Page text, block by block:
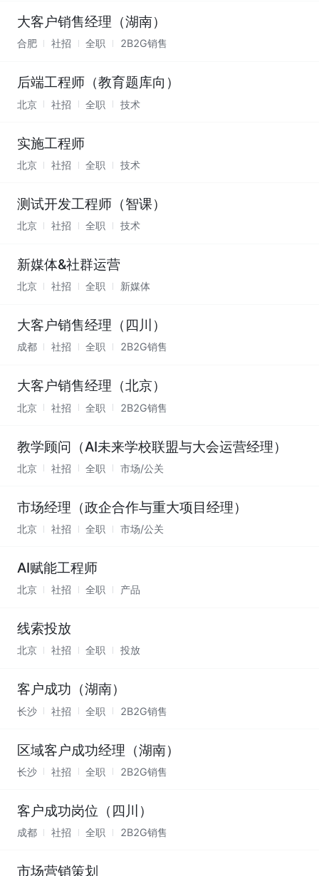
大客户销售经理（湖南）
合肥 社招 全职 2B2G销售
后端工程师（教育题库向）
北京 社招 全职 技术
实施工程师
北京 社招 全职 技术
测试开发工程师（智课）
北京 社招 全职 技术
新媒体&社群运营
北京 社招 全职 新媒体
大客户销售经理（四川）
成都 社招 全职 2B2G销售
大客户销售经理（北京）
北京 社招 全职 2B2G销售
教学顾问（AI未来学校联盟与大会运营经理）
北京 社招 全职 市场/公关
市场经理（政企合作与重大项目经理）
北京 社招 全职 市场/公关
AI赋能工程师
北京 社招 全职 产品
线索投放
北京 社招 全职 投放
客户成功（湖南）
长沙 社招 全职 2B2G销售
区域客户成功经理（湖南）
长沙 社招 全职 2B2G销售
客户成功岗位（四川）
成都 社招 全职 2B2G销售
市场营销策划